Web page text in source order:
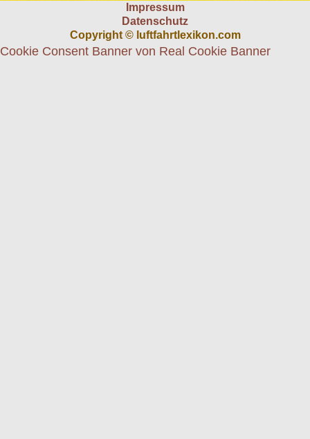
Impressum
Datenschutz
Copyright © luftfahrtlexikon.com
Cookie Consent Banner von Real Cookie Banner